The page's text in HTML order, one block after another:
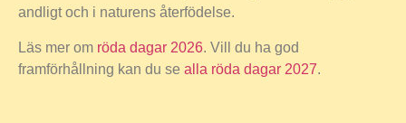
andligt och i naturens återfödelse.
Läs mer om röda dagar 2026. Vill du ha god
framförhållning kan du se alla röda dagar 2027.